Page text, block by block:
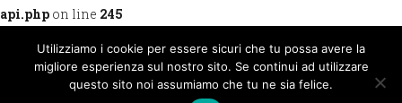
api.php on line 245
Utilizziamo i cookie per essere sicuri che tu possa avere la
migliore esperienza sul nostro sito. Se continui ad utilizzare
questo sito noi assumiamo che tu ne sia felice.